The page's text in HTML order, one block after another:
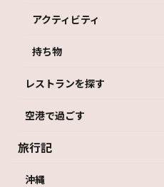
アクティビティ
持ち物
レストランを探す
空港で過ごす
旅行記
沖縄